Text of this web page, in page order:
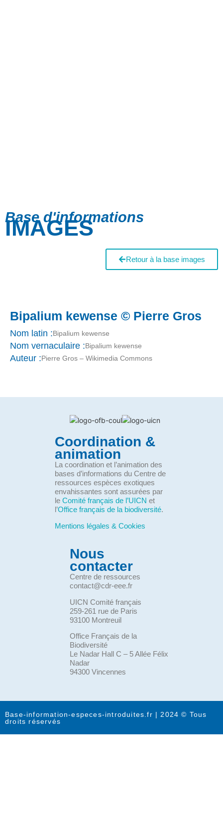
Base d'informations
IMAGES
Retour à la base images
Bipalium kewense © Pierre Gros
Nom latin :Bipalium kewense
Nom vernaculaire :Bipalium kewense
Auteur :Pierre Gros – Wikimedia Commons
Coordination &
animation
La coordination et l’animation des
bases d’informations du Centre de
ressources espèces exotiques
envahissantes sont assurées par
le Comité français de l’UICN et
l’Office français de la biodiversité.
Mentions légales & Cookies
Nous
contacter
Centre de ressources
contact@cdr-eee.fr
UICN Comité français
259-261 rue de Paris
93100 Montreuil
Office Français de la
Biodiversité
Le Nadar Hall C – 5 Allée Félix
Nadar
94300 Vincennes
Base-information-especes-introduites.fr | 2024 © Tous
droits réservés